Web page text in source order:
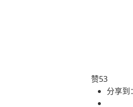
赞53
分享到：